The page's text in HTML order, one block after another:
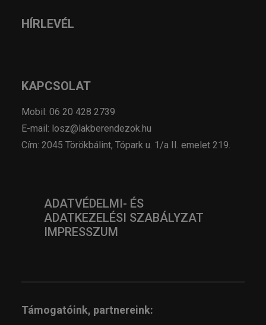
HÍRLEVÉL
KAPCSOLAT
Mobil: 06 20 428 2739
E-mail: losz@lakberendezok.hu
Cím: 2045 Törökbálint, Tópark u. 1/a II. emelet 219.
ADATVÉDELMI- ÉS
ADATKEZELÉSI SZABÁLYZAT
IMPRESSZUM
Támogatóink, partnereink: